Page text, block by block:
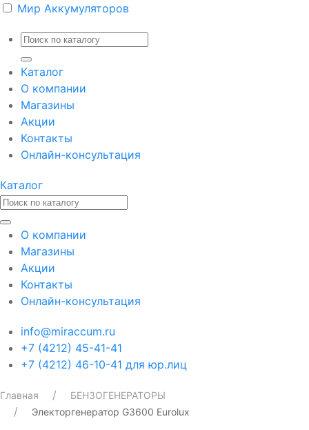
Мир Аккумуляторов
Каталог
О компании
Магазины
Акции
Контакты
Онлайн-консультация
Каталог
О компании
Магазины
Акции
Контакты
Онлайн-консультация
info@miraccum.ru
+7 (4212) 45-41-41
+7 (4212) 46-10-41 для юр.лиц
Главная
БЕНЗОГЕНЕРАТОРЫ
Электоргенератор G3600 Eurolux